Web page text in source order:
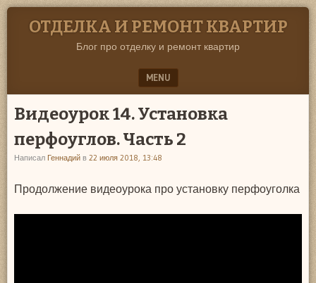
ОТДЕЛКА И РЕМОНТ КВАРТИР
Блог про отделку и ремонт квартир
MENU
Видеоурок 14. Установка
перфоуглов. Часть 2
Написал Геннадий в 22 июля 2018, 13:48
Продолжение видеоурока про установку перфоуголка